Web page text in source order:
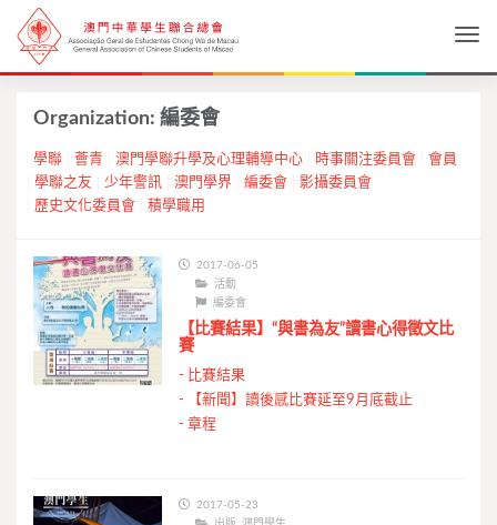
Organization: 編委會
學聯 薈青 澳門學聯升學及心理輔導中心 時事關注委員會
會員
學聯之友
少年警訊 澳門學界 編委會
影攝委員會
歷史文化委員會
積學職用
2017-06-05
活動
編委會
【比賽結果】“與書為友”讀書心得徵文比
賽
- 比賽結果
-
【新聞】讀後感比賽延至9月底截止
- 章程
2017-05-23